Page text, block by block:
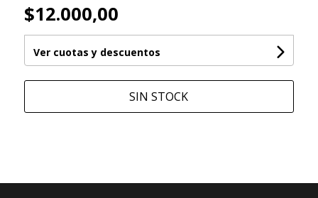
$12.000,00
Ver cuotas y descuentos
SIN STOCK